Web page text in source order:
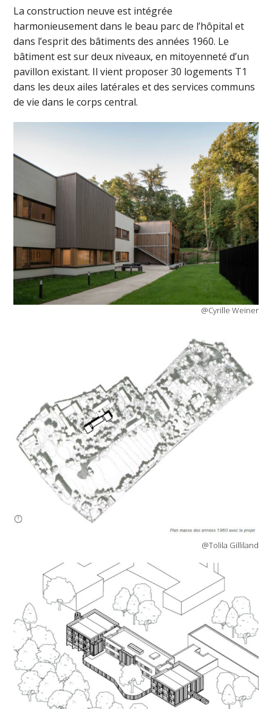
La construction neuve est intégrée
harmonieusement dans le beau parc de l’hôpital et
dans l’esprit des bâtiments des années 1960. Le
bâtiment est sur deux niveaux, en mitoyenneté d’un
pavillon existant. Il vient proposer 30 logements T1
dans les deux ailes latérales et des services communs
de vie dans le corps central.
@Cyrille Weiner
@Tolila Gilliland